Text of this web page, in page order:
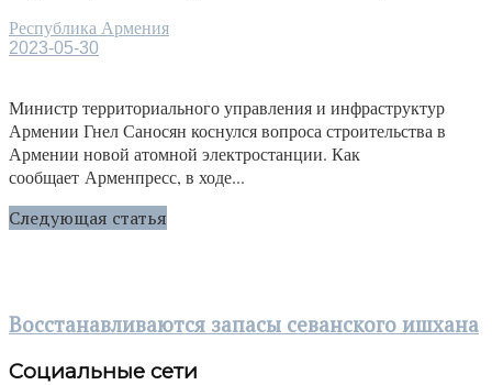
Республика Армения
2023-05-30
Министр территориального управления и инфраструктур
Армении Гнел Саносян коснулся вопроса строительства в
Армении новой атомной электростанции. Как
сообщает Арменпресс, в ходе...
Следующая статья
Восстанавливаются запасы севанского ишхана
Социальные сети